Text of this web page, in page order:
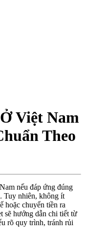
Việt Nam
Theo
nếu đáp ứng đúng
Tuy nhiên, không ít
hoặc chuyển tiền ra
sẽ hướng dẫn chi tiết từ
rõ quy trình, tránh rủi